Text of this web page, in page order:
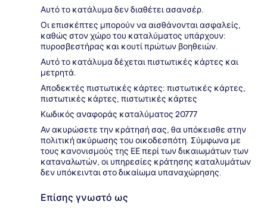
Αυτό το κατάλυμα δεν διαθέτει ασανσέρ.
Οι επισκέπτες μπορούν να αισθάνονται ασφαλείς,
καθώς στον χώρο του καταλύματος υπάρχουν:
πυροσβεστήρας και κουτί πρώτων βοηθειών.
Αυτό το κατάλυμα δέχεται πιστωτικές κάρτες και
μετρητά.
Αποδεκτές πιστωτικές κάρτες: πιστωτικές κάρτες,
πιστωτικές κάρτες, πιστωτικές κάρτες
Κωδικός αναφοράς καταλύματος 20777
Αν ακυρώσετε την κράτησή σας, θα υπόκεισθε στην
πολιτική ακύρωσης του οικοδεσπότη. Σύμφωνα με
τους κανονισμούς της ΕΕ περί των δικαιωμάτων των
καταναλωτών, οι υπηρεσίες κράτησης καταλυμάτων
δεν υπόκεινται στο δικαίωμα υπαναχώρησης.
Επίσης γνωστό ως